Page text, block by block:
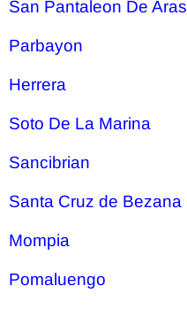
San Pantaleon De Aras
Parbayon
Herrera
Soto De La Marina
Sancibrian
Santa Cruz de Bezana
Mompia
Pomaluengo